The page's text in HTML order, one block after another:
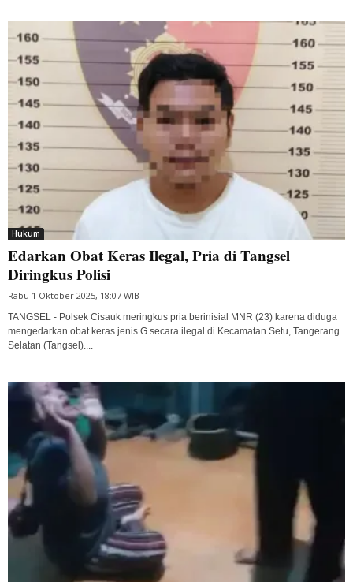
Hukum
Edarkan Obat Keras Ilegal, Pria di Tangsel
Diringkus Polisi
Rabu 1 Oktober 2025, 18:07 WIB
TANGSEL - Polsek Cisauk meringkus pria berinisial MNR (23) karena diduga
mengedarkan obat keras jenis G secara ilegal di Kecamatan Setu, Tangerang
Selatan (Tangsel)....